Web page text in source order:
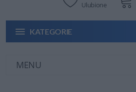
Ulubione
KATEGORIE
MENU